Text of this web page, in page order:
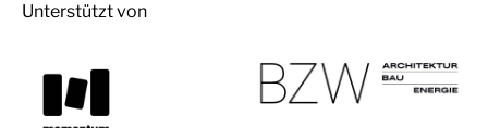
Unterstützt von